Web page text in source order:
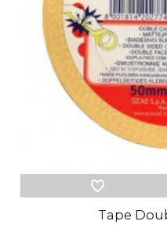
Tape